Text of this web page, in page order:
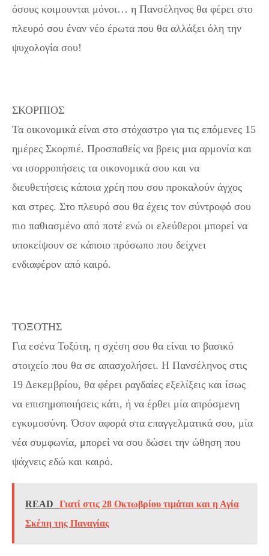
όσους κοιμουνται μόνοι… η Πανσέληνος θα φέρει στο
πλευρό σου έναν νέο έρωτα που θα αλλάξει όλη την
ψυχολογία σου!
ΣΚΟΡΠΙΟΣ
Τα οικονομικά είναι στο στόχαστρο για τις επόμενες 15
ημέρες Σκορπιέ. Προσπαθείς να βρεις μια αρμονία και
να ισορροπήσεις τα οικονομικά σου και να
διευθετήσεις κάποια χρέη που σου προκαλούν άγχος
και στρες. Στο πλευρό σου θα έχεις τον σύντροφό σου
πιο παθιασμένο από ποτέ ενώ οι ελεύθεροι μπορεί να
υποκείψουν σε κάποιο πρόσωπο που δείχνει
ενδιαφέρον από καιρό.
ΤΟΞΟΤΗΣ
Για εσένα Τοξότη, η σχέση σου θα είναι το βασικό
στοιχείο που θα σε απασχολήσει. Η Πανσέληνος στις
19 Δεκεμβρίου, θα φέρει ραγδαίες εξελίξεις και ίσως
να επισημοποιήσεις κάτι, ή να έρθει μία απρόσμενη
εγκυμοσύνη. Όσον αφορά στα επαγγελματικά σου, μία
νέα συμφωνία, μπορεί να σου δώσει την ώθηση που
ψάχνεις εδώ και καιρό.
READ
Γιατί στις 28 Οκτωβρίου τιμάται και η Αγία
Σκέπη της Παναγίας